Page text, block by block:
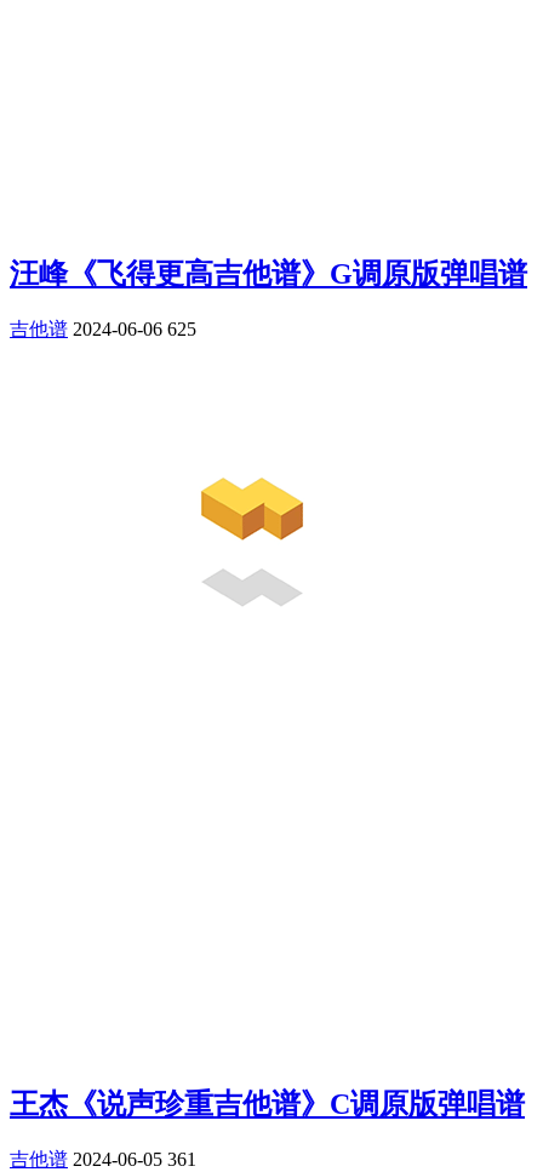
汪峰《飞得更高吉他谱》G调原版弹唱谱
吉他谱 2024-06-06 625
王杰《说声珍重吉他谱》C调原版弹唱谱
吉他谱 2024-06-05 361